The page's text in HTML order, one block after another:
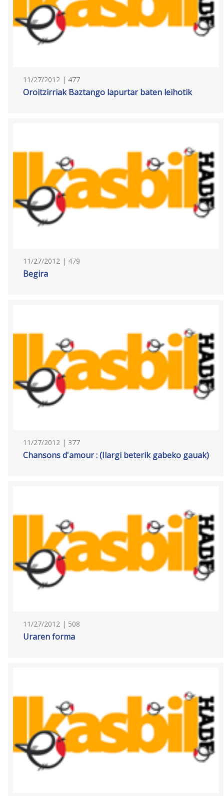
11/27/2012 | 477
Oroitzirriak Baztango lapurtar baten leihotik
11/27/2012 | 479
Begira
11/27/2012 | 377
Chansons d'amour : (Ilargi beterik gabeko gauak)
11/27/2012 | 508
Uraren forma